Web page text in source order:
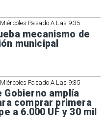
Miércoles Pasado A Las 9:35
mecanismo de
municipal
Miércoles Pasado A Las 9:35
Gobierno amplía
comprar primera
a 6.000 UF y 30 mil